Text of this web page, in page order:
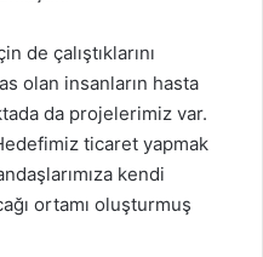
de çalıştıklarını
olan insanların hasta
da projelerimiz var.
ticaret yapmak
kendi
ortamı oluşturmuş